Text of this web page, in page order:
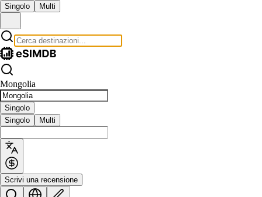
Singolo Multi
Mongolia
Singolo
Singolo
Multi
Scrivi una recensione